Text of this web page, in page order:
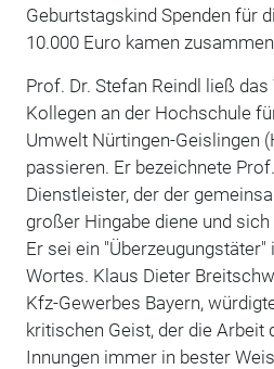
Geburtstagskind Spenden für
10.000 Euro kamen
Prof. Dr. Stefan Reindl ließ
Kollegen an der Hochschule
Umwelt Nürtingen-Geislingen
passieren. Er bezeichnete
Dienstleister, der der
großer Hingabe diene und
Er sei ein
Wortes. Klaus Dieter
Kfz-Gewerbes Bayern,
kritischen Geist, der die Arbeit
Innungen immer in bester